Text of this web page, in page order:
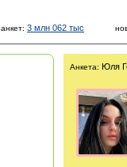
анкет: 3 млн 062 тыс
Анкета: Юля